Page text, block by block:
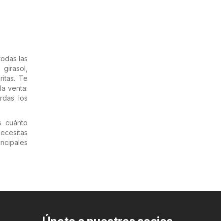
las
Te
venta:
los
cuánto